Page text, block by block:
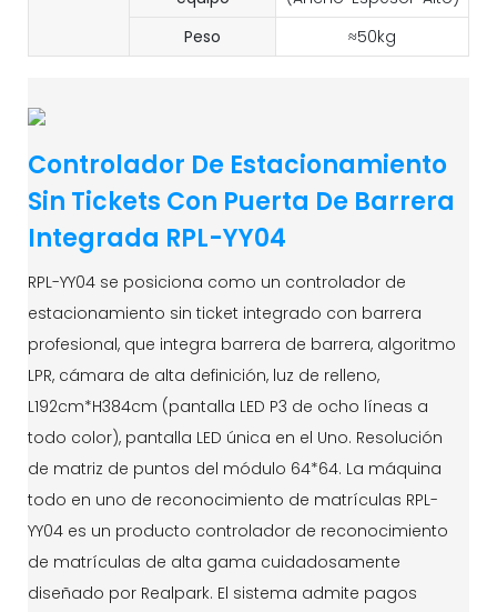
Peso
≈50kg
Controlador De Estacionamiento
Sin Tickets Con Puerta De Barrera
Integrada RPL-YY04
RPL-YY04 se posiciona como un controlador de
estacionamiento sin ticket integrado con barrera
profesional, que integra barrera de barrera, algoritmo
LPR, cámara de alta definición, luz de relleno,
L192cm*H384cm (pantalla LED P3 de ocho líneas a
todo color), pantalla LED única en el Uno. Resolución
de matriz de puntos del módulo 64*64. La máquina
todo en uno de reconocimiento de matrículas RPL-
YY04 es un producto controlador de reconocimiento
de matrículas de alta gama cuidadosamente
diseñado por Realpark. El sistema admite pagos